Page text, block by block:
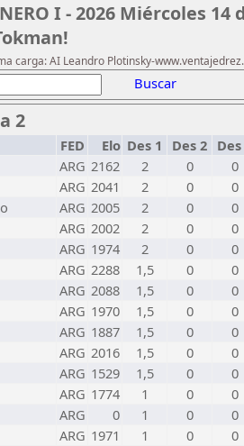
I - 2026 Miércoles
carga: AI Leandro Plotinsky-
Buscar
2
FED Elo Des 1 Des 2
ARG 2162 2 0 0
ARG 2041 2 0 0
ARG 2005 2 0 0
ARG 2002 2 0 0
ARG 1974 2 0 0
ARG 2288 1,5 0 0
ARG 2088 1,5 0 0
ARG 1970 1,5 0 0
ARG 1887 1,5 0 0
ARG 2016 1,5 0 0
ARG 1529 1,5 0 0
ARG 1774 1 0 0
ARG 0 1 0
0
ARG 1971 1 0 0